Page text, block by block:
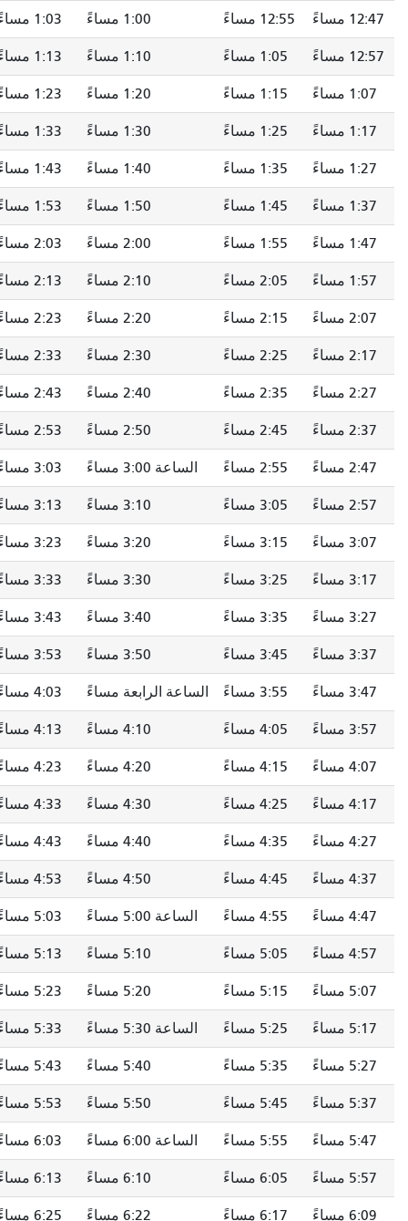
12:47 مساءً 12:55 مساءً 1:00 مساءً 1:03 مساءً
12:57 مساءً 1:05 مساءً 1:10 مساءً 1:13 مساءً
1:07 مساءً 1:15 مساءً 1:20 مساءً 1:23 مساءً
1:17 مساءً 1:25 مساءً 1:30 مساءً 1:33 مساءً
1:27 مساءً 1:35 مساءً 1:40 مساءً 1:43 مساءً
1:37 مساءً 1:45 مساءً 1:50 مساءً 1:53 مساءً
1:47 مساءً 1:55 مساءً 2:00 مساءً 2:03 مساءً
1:57 مساءً 2:05 مساءً 2:10 مساءً 2:13 مساءً
2:07 مساءً 2:15 مساءً 2:20 مساءً 2:23 مساءً
2:17 مساءً 2:25 مساءً 2:30 مساءً 2:33 مساءً
2:27 مساءً 2:35 مساءً 2:40 مساءً 2:43 مساءً
2:37 مساءً 2:45 مساءً 2:50 مساءً 2:53 مساءً
2:47 مساءً 2:55 مساءً الساعة 3:00 مساءً 3:03 مساءً
2:57 مساءً 3:05 مساءً 3:10 مساءً 3:13 مساءً
3:07 مساءً 3:15 مساءً 3:20 مساءً 3:23 مساءً
3:17 مساءً 3:25 مساءً 3:30 مساءً 3:33 مساءً
3:27 مساءً 3:35 مساءً 3:40 مساءً 3:43 مساءً
3:37 مساءً 3:45 مساءً 3:50 مساءً 3:53 مساءً
3:47 مساءً 3:55 مساءً الساعة الرابعة مساءً 4:03 مساءً
3:57 مساءً 4:05 مساءً 4:10 مساءً 4:13 مساءً
4:07 مساءً 4:15 مساءً 4:20 مساءً 4:23 مساءً
4:17 مساءً 4:25 مساءً 4:30 مساءً 4:33 مساءً
4:27 مساءً 4:35 مساءً 4:40 مساءً 4:43 مساءً
4:37 مساءً 4:45 مساءً 4:50 مساءً 4:53 مساءً
4:47 مساءً 4:55 مساءً الساعة 5:00 مساءً 5:03 مساءً
4:57 مساءً 5:05 مساءً 5:10 مساءً 5:13 مساءً
5:07 مساءً 5:15 مساءً 5:20 مساءً 5:23 مساءً
5:17 مساءً 5:25 مساءً الساعة 5:30 مساءً 5:33 مساءً
5:27 مساءً 5:35 مساءً 5:40 مساءً 5:43 مساءً
5:37 مساءً 5:45 مساءً 5:50 مساءً 5:53 مساءً
5:47 مساءً 5:55 مساءً الساعة 6:00 مساءً 6:03 مساءً
5:57 مساءً 6:05 مساءً 6:10 مساءً 6:13 مساءً
6:09 مساءً 6:17 مساءً 6:22 مساءً 6:25 مساءً